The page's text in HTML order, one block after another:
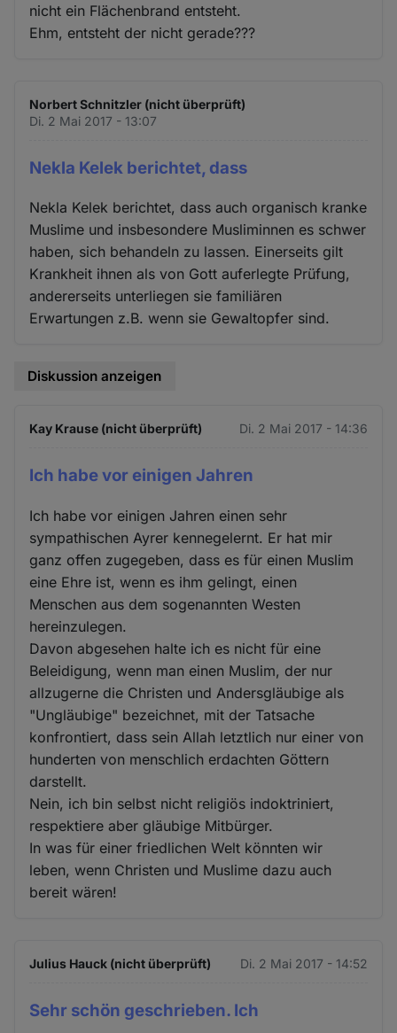
nicht ein Flächenbrand entsteht.
Ehm, entsteht der nicht gerade???
Norbert Schnitzler (nicht überprüft)
Di. 2 Mai 2017 - 13:07
Nekla Kelek berichtet, dass
Nekla Kelek berichtet, dass auch organisch kranke
Muslime und insbesondere Musliminnen es schwer
haben, sich behandeln zu lassen. Einerseits gilt
Krankheit ihnen als von Gott auferlegte Prüfung,
andererseits unterliegen sie familiären
Erwartungen z.B. wenn sie Gewaltopfer sind.
Diskussion anzeigen
Kay Krause (nicht überprüft) Di. 2 Mai 2017 - 14:36
Ich habe vor einigen Jahren
Ich habe vor einigen Jahren einen sehr
sympathischen Ayrer kennegelernt. Er hat mir
ganz offen zugegeben, dass es für einen Muslim
eine Ehre ist, wenn es ihm gelingt, einen
Menschen aus dem sogenannten Westen
hereinzulegen.
Davon abgesehen halte ich es nicht für eine
Beleidigung, wenn man einen Muslim, der nur
allzugerne die Christen und Andersgläubige als
"Ungläubige" bezeichnet, mit der Tatsache
konfrontiert, dass sein Allah letztlich nur einer von
hunderten von menschlich erdachten Göttern
darstellt.
Nein, ich bin selbst nicht religiös indoktriniert,
respektiere aber gläubige Mitbürger.
In was für einer friedlichen Welt könnten wir
leben, wenn Christen und Muslime dazu auch
bereit wären!
Julius Hauck (nicht überprüft) Di. 2 Mai 2017 - 14:52
Sehr schön geschrieben. Ich